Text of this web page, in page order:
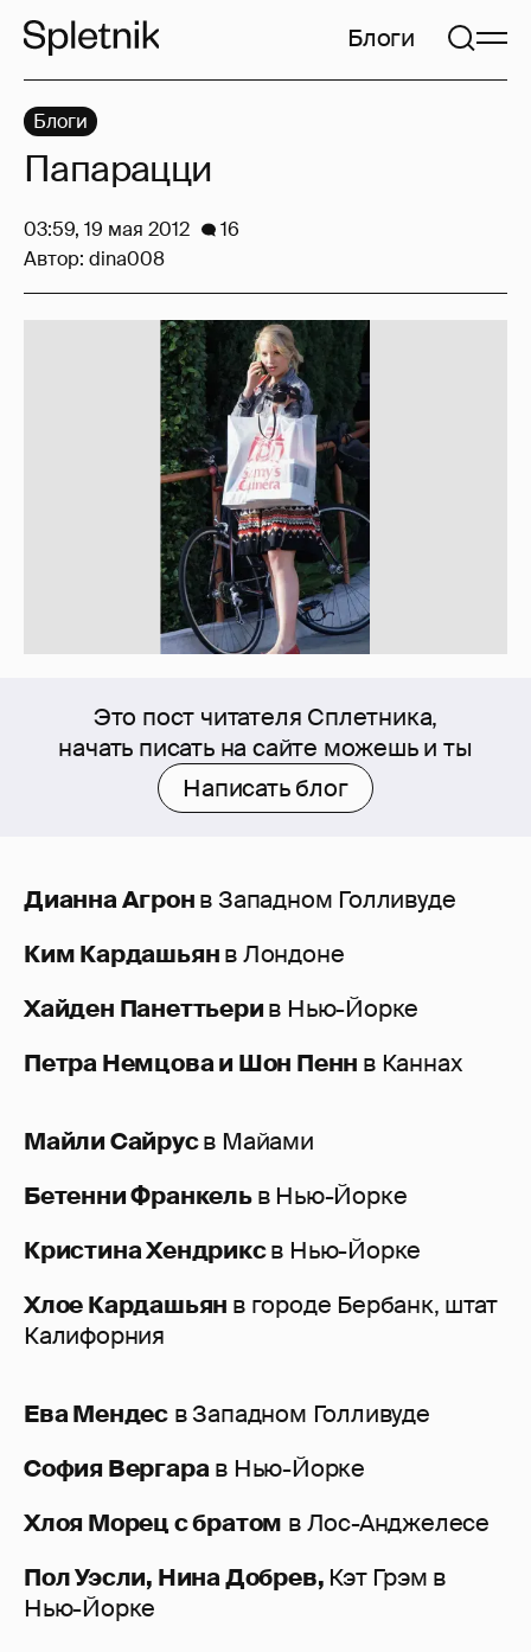
Блоги
Это пост читателя Сплетника,
начать писать на сайте можешь и ты
Написать блог
Дианна Агронв Западном Голливуде
Ким Кардашьянв Лондоне
Хайден Панеттьерив Нью-Йорке
Петра Немцова и Шон Пенн в Каннах
Майли Сайрусв Майами
Бетенни Франкельв Нью-Йорке
Кристина Хендриксв Нью-Йорке
Хлое Кардашьян в городе Бербанк, штат
Калифорния
Ева Мендес в Западном Голливуде
София Вергарав Нью-Йорке
Хлоя Морец с братом в Лос-Анджелесе
Пол Уэсли, Нина Добрев, Кэт Грэм в
Нью-Йорке
Блоги
Папарацци
03:59, 19 мая 2012
16
Автор: dina008